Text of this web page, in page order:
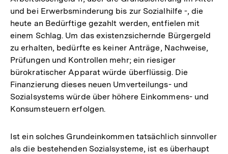
und bei Erwerbsminderung bis zur Sozialhilfe -, die
heute an Bedürftige gezahlt werden, entfielen mit
einem Schlag. Um das existenzsichernde Bürgergeld
zu erhalten, bedürfte es keiner Anträge, Nachweise,
Prüfungen und Kontrollen mehr; ein riesiger
bürokratischer Apparat würde überflüssig. Die
Finanzierung dieses neuen Umverteilungs- und
Sozialsystems würde über höhere Einkommens- und
Konsumsteuern erfolgen.
Ist ein solches Grundeinkommen tatsächlich sinnvoller
als die bestehenden Sozialsysteme, ist es überhaupt